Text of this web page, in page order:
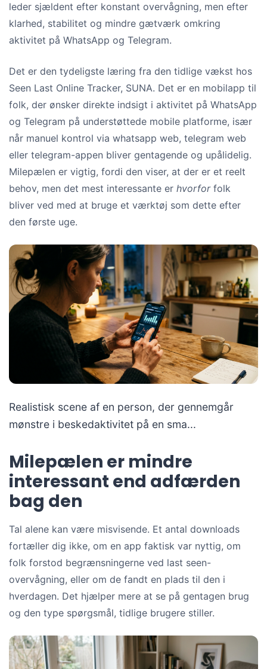
leder sjældent efter konstant overvågning, men efter
klarhed, stabilitet og mindre gætværk omkring
aktivitet på WhatsApp og Telegram.
Det er den tydeligste læring fra den tidlige vækst hos
Seen Last Online Tracker, SUNA. Det er en mobilapp til
folk, der ønsker direkte indsigt i aktivitet på WhatsApp
og Telegram på understøttede mobile platforme, især
når manuel kontrol via whatsapp web, telegram web
eller telegram-appen bliver gentagende og upålidelig.
Milepælen er vigtig, fordi den viser, at der er et reelt
behov, men det mest interessante er hvorforfolk
bliver ved med at bruge et værktøj som dette efter
den første uge.
Realistisk scene af en person, der gennemgår
mønstre i beskedaktivitet på en sma...
Milepælen er mindre
interessant end adfærden
bag den
Tal alene kan være misvisende. Et antal downloads
fortæller dig ikke, om en app faktisk var nyttig, om
folk forstod begrænsningerne ved last seen-
overvågning, eller om de fandt en plads til den i
hverdagen. Det hjælper mere at se på gentagen brug
og den type spørgsmål, tidlige brugere stiller.